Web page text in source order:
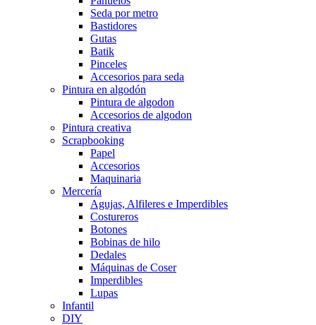
Seda por metro
Bastidores
Gutas
Batik
Pinceles
Accesorios para seda
Pintura en algodón
Pintura de algodon
Accesorios de algodon
Pintura creativa
Scrapbooking
Papel
Accesorios
Maquinaria
Mercería
Agujas, Alfileres e Imperdibles
Costureros
Botones
Bobinas de hilo
Dedales
Máquinas de Coser
Imperdibles
Lupas
Infantil
DIY